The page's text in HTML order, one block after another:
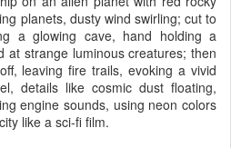
planets, dusty wind swirling; cut to
a glowing cave, hand holding a
at strange luminous creatures; then
leaving fire trails, evoking a vivid
details like cosmic dust floating,
engine sounds, using neon colors
like a sci-fi film.